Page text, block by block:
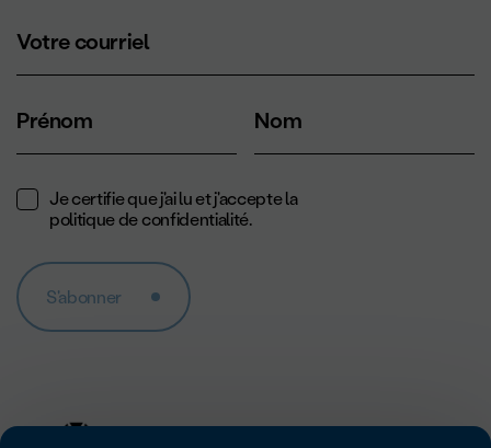
Votre courriel
Prénom Nom
Je certifie que j'ai lu et j'accepte la
politique de confidentialité.
S'abonner